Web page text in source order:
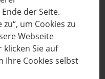
der Seite.
um Cookies zu
Webseite
Sie auf
Ihre Cookies selbst